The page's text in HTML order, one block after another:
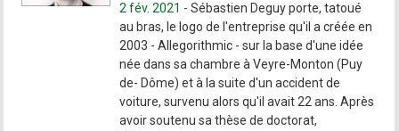
2 fév. 2021 -Sébastien Deguy porte, tatoué
au bras, le logo de l'entreprise qu'il a créée en
2003 - Allegorithmic - sur la base d'une idée
née dans sa chambre à Veyre-Monton (Puy
de- Dôme) et à la suite d'un accident de
voiture, survenu alors qu'il avait 22 ans. Après
avoir soutenu sa thèse de doctorat,